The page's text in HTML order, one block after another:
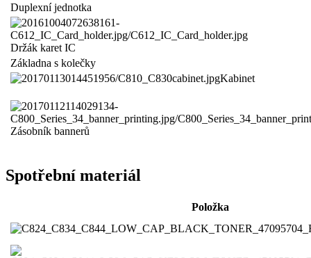
Duplexní jednotka
Držák karet IC
Základna s kolečky
Kabinet
Zásobník bannerů
Spotřební materiál
Položka